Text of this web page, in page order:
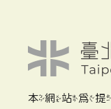
本網站為